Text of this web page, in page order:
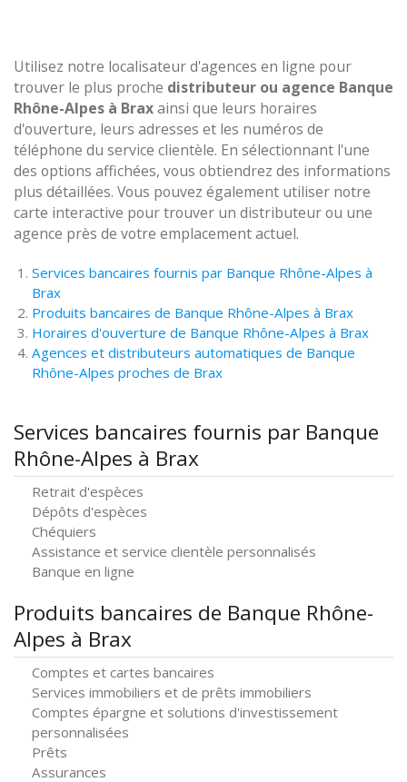
Utilisez notre localisateur d'agences en ligne pour
trouver le plus proche distributeur ou agence Banque
Rhône-Alpes à Braxainsi que leurs horaires
d'ouverture, leurs adresses et les numéros de
téléphone du service clientèle. En sélectionnant l'une
des options affichées, vous obtiendrez des informations
plus détaillées. Vous pouvez également utiliser notre
carte interactive pour trouver un distributeur ou une
agence près de votre emplacement actuel.
Services bancaires fournis par Banque Rhône-Alpes à
Brax
Produits bancaires de Banque Rhône-Alpes à Brax
Horaires d'ouverture de Banque Rhône-Alpes à Brax
Agences et distributeurs automatiques de Banque
Rhône-Alpes proches de Brax
Services bancaires fournis par Banque
Rhône-Alpes à Brax
Retrait d'espèces
Dépôts d'espèces
Chéquiers
Assistance et service clientèle personnalisés
Banque en ligne
Produits bancaires de Banque Rhône-
Alpes à Brax
Comptes et cartes bancaires
Services immobiliers et de prêts immobiliers
Comptes épargne et solutions d'investissement
personnalisées
Prêts
Assurances